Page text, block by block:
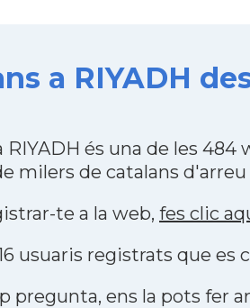
a RIYADH
RIYADH és una de les
milers de catalans
te a la web, fes clic
usuaris registrats que
pregunta, ens la pots fer